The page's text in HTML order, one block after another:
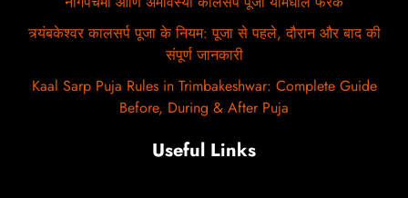
त्र्यंबकेश्वर कालसर्प पूजा के नियम: पूजा से पहले, दौरान और बाद की
संपूर्ण जानकारी
Kaal Sarp Puja Rules in Trimbakeshwar: Complete Guide
Before, During & After Puja
Useful Links